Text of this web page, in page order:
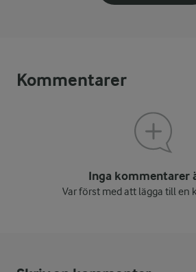
Kommentarer
Inga kommentarer
Var först med att lägga till en